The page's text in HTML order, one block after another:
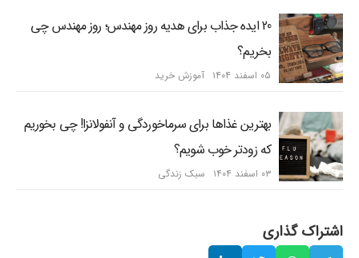
20 ایده جذاب برای هدیه روز مهندس؛ روز مهندس چی
بخریم؟
۰۵ اسفند ۱۴۰۴ آموزش خرید
بهترین غذاها برای سرماخوردگی و آنفولانزا! چی بخوریم
که زودتر خوب شویم؟
۰۳ اسفند ۱۴۰۴ سبک زندگی
اشتراک گذاری